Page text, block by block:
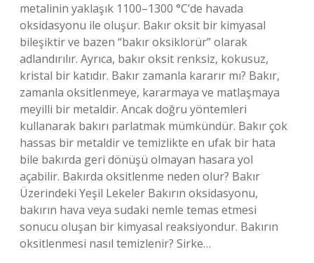
metalinin yaklaşık 1100–1300 °C’de havada
oksidasyonu ile oluşur. Bakır oksit bir kimyasal
bileşiktir ve bazen “bakır oksiklorür” olarak
adlandırılır. Ayrıca, bakır oksit renksiz, kokusuz,
kristal bir katıdır. Bakır zamanla kararır mı? Bakır,
zamanla oksitlenmeye, kararmaya ve matlaşmaya
meyilli bir metaldir. Ancak doğru yöntemleri
kullanarak bakırı parlatmak mümkündür. Bakır çok
hassas bir metaldir ve temizlikte en ufak bir hata
bile bakırda geri dönüşü olmayan hasara yol
açabilir. Bakırda oksitlenme neden olur? Bakır
Üzerindeki Yeşil Lekeler Bakırın oksidasyonu,
bakırın hava veya sudaki nemle temas etmesi
sonucu oluşan bir kimyasal reaksiyondur. Bakırın
oksitlenmesi nasıl temizlenir? Sirke…